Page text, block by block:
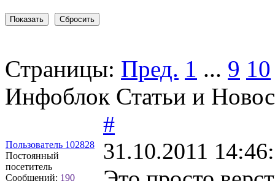
Страницы: Пред. 1 ... 9 10
Инфоблок Статьи и
Пользователь 102828
Постоянный
посетитель
Сообщений: 190
#
31.10.2011